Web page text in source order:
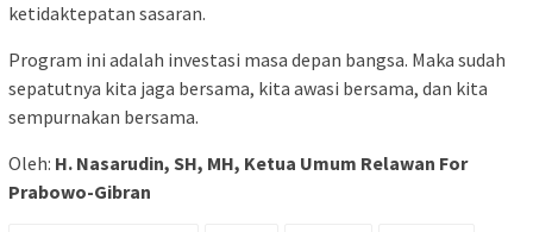
ketidaktepatan sasaran.
Program ini adalah investasi masa depan bangsa. Maka sudah
sepatutnya kita jaga bersama, kita awasi bersama, dan kita
sempurnakan bersama.
Oleh: H. Nasarudin, SH, MH, Ketua Umum Relawan For
Prabowo-Gibran